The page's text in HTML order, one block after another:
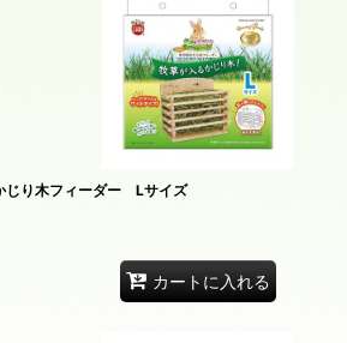
じり木フィーダー Lサイズ
カートに入れる